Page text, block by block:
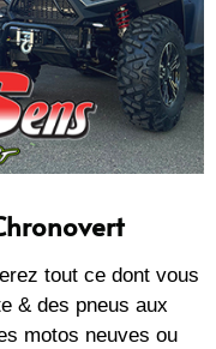
tout ce dont vous
& des pneus aux
motos neuves ou